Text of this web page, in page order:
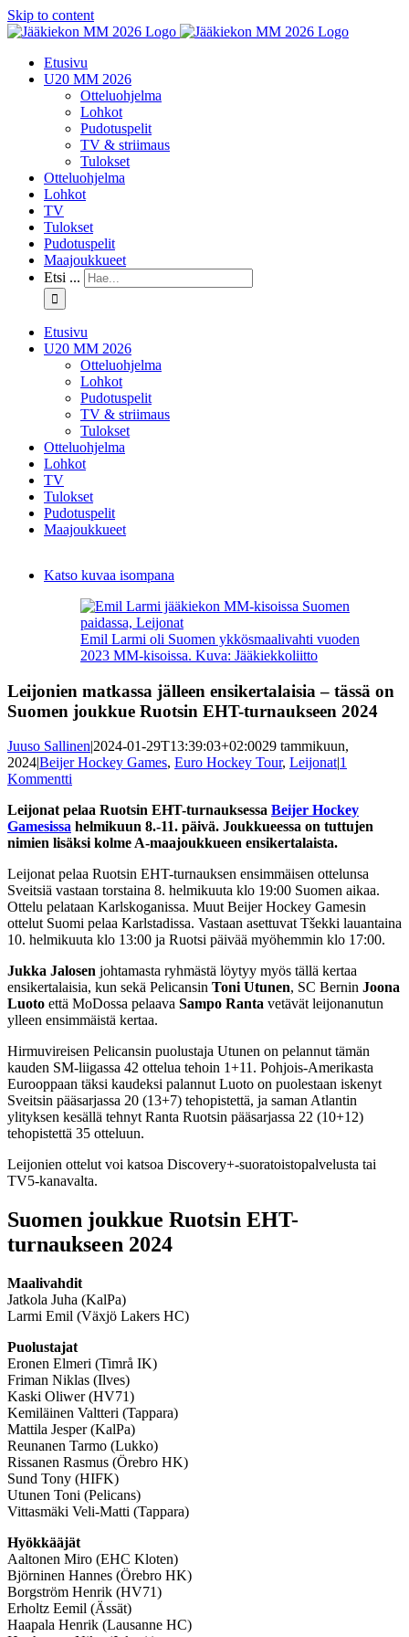
Skip to content
Etusivu
U20 MM 2026
Otteluohjelma
Lohkot
Pudotuspelit
TV & striimaus
Tulokset
Otteluohjelma
Lohkot
TV
Tulokset
Pudotuspelit
Maajoukkueet
Etsi ...
Etusivu
U20 MM 2026
Otteluohjelma
Lohkot
Pudotuspelit
TV & striimaus
Tulokset
Otteluohjelma
Lohkot
TV
Tulokset
Pudotuspelit
Maajoukkueet
Katso kuvaa isompana
Emil Larmi oli Suomen ykkösmaalivahti vuoden
2023 MM-kisoissa. Kuva: Jääkiekkoliitto
Leijonien matkassa jälleen ensikertalaisia – tässä on
Suomen joukkue Ruotsin EHT-turnaukseen 2024
Juuso Sallinen|2024-01-29T13:39:03+02:0029 tammikuun,
2024|Beijer Hockey Games, Euro Hockey Tour, Leijonat|1
Kommentti
Leijonat pelaa Ruotsin EHT-turnauksessa Beijer Hockey
Gamesissa helmikuun 8.-11. päivä. Joukkueessa on tuttujen
nimien lisäksi kolme A-maajoukkueen ensikertalaista.
Leijonat pelaa Ruotsin EHT-turnauksen ensimmäisen ottelunsa
Sveitsiä vastaan torstaina 8. helmikuuta klo 19:00 Suomen aikaa.
Ottelu pelataan Karlskoganissa. Muut Beijer Hockey Gamesin
ottelut Suomi pelaa Karlstadissa. Vastaan asettuvat Tšekki lauantaina
10. helmikuuta klo 13:00 ja Ruotsi päivää myöhemmin klo 17:00.
Jukka Jalosen johtamasta ryhmästä löytyy myös tällä kertaa
ensikertalaisia, kun sekä Pelicansin Toni Utunen, SC Bernin Joona
Luoto että MoDossa pelaava Sampo Ranta vetävät leijonanutun
ylleen ensimmäistä kertaa.
Hirmuvireisen Pelicansin puolustaja Utunen on pelannut tämän
kauden SM-liigassa 42 ottelua tehoin 1+11. Pohjois-Amerikasta
Eurooppaan täksi kaudeksi palannut Luoto on puolestaan iskenyt
Sveitsin pääsarjassa 20 (13+7) tehopistettä, ja saman Atlantin
ylityksen kesällä tehnyt Ranta Ruotsin pääsarjassa 22 (10+12)
tehopistettä 35 otteluun.
Leijonien ottelut voi katsoa Discovery+-suoratoistopalvelusta tai
TV5-kanavalta.
Suomen joukkue Ruotsin EHT-
turnaukseen 2024
Maalivahdit
Jatkola Juha (KalPa)
Larmi Emil (Växjö Lakers HC)
Puolustajat
Eronen Elmeri (Timrå IK)
Friman Niklas (Ilves)
Kaski Oliwer (HV71)
Kemiläinen Valtteri (Tappara)
Mattila Jesper (KalPa)
Reunanen Tarmo (Lukko)
Rissanen Rasmus (Örebro HK)
Sund Tony (HIFK)
Utunen Toni (Pelicans)
Vittasmäki Veli-Matti (Tappara)
Hyökkääjät
Aaltonen Miro (EHC Kloten)
Björninen Hannes (Örebro HK)
Borgström Henrik (HV71)
Erholtz Eemil (Ässät)
Haapala Henrik (Lausanne HC)